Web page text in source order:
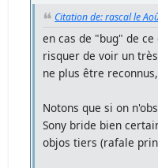
Citation de: rascal le
en cas de "bug" de
risquer de voir un
ne plus être
Notons que si on
Sony bride bien
objos tiers (rafale